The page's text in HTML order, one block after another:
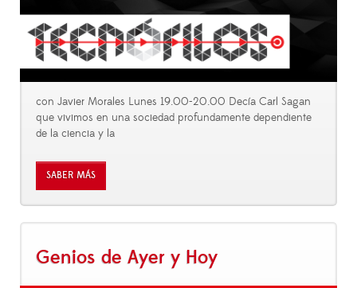
con Javier Morales Lunes 19.00-20.00 Decía Carl Sagan
que vivimos en una sociedad profundamente dependiente
de la ciencia y la
SABER MÁS
Genios de Ayer y Hoy